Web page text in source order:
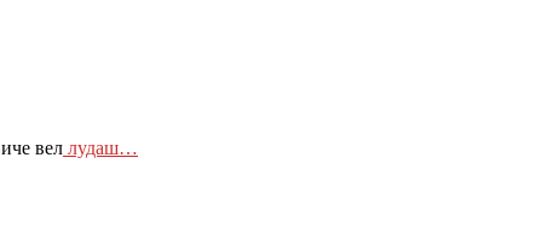
вел лудаш…